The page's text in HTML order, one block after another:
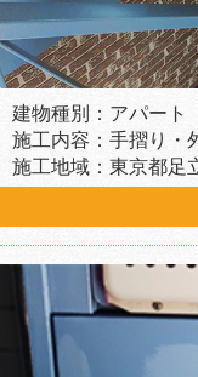
建物種別：アパート
施工内容：手摺り・
施工地域：東京都足